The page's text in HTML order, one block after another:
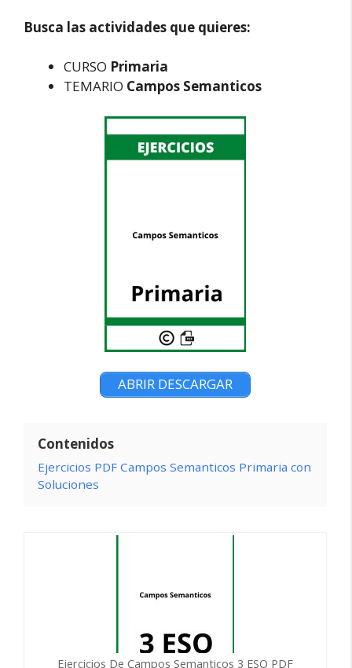
Busca las actividades que quieres:
CURSO Primaria
TEMARIO Campos Semanticos
ABRIR DESCARGAR
Contenidos
Ejercicios PDF Campos Semanticos Primaria con
Soluciones
Ejercicios De Campos Semanticos 3 ESO PDF